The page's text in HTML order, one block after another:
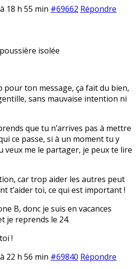
18 h 55 min #69662 Répondre
isolée
pour ton message, ça fait du bien,
sans mauvaise intention ni
que tu n’arrives pas à mettre
ce passe, si à un moment tu y
veux me le partager, je peux te lire
car trop aider les autres peut
t’aider toi, ce qui est important !
B, donc je suis en vacances
je reprends le 24.
!
22 h 56 min #69840 Répondre